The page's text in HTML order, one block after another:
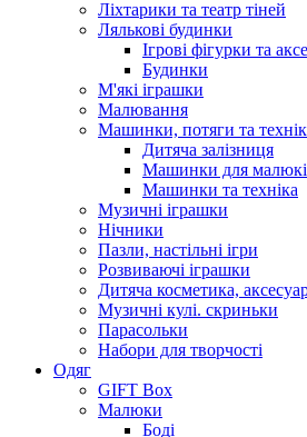
Ліхтарики та театр тіней
Лялькові будинки
Ігрові фігурки та
Будинки
М'які іграшки
Малювання
Машинки, потяги та
Дитяча залізниця
Машинки для
Машинки та техніка
Музичні іграшки
Нічники
Пазли, настільні ігри
Розвиваючі іграшки
Дитяча косметика,
Музичні кулі. скриньки
Парасольки
Набори для творчості
Одяг
GIFT Box
Малюки
Боді